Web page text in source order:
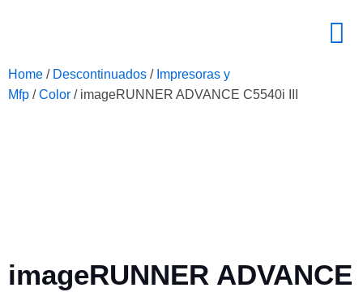
Home / Descontinuados / Impresoras y
Mfp /Color / imageRUNNER ADVANCE C5540i III
imageRUNNER ADVANCE